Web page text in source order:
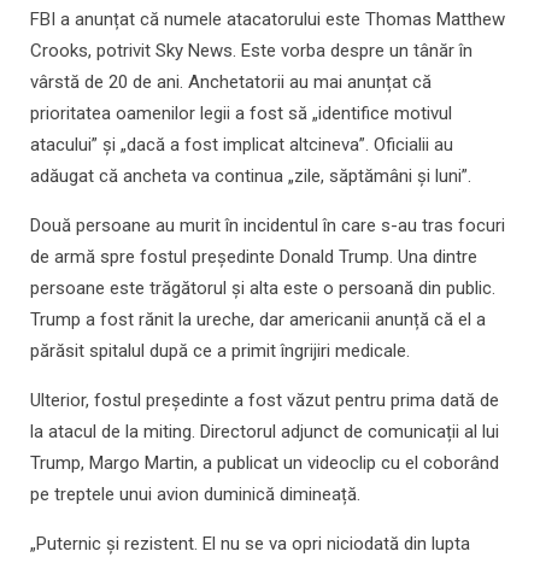
FBI a anunțat că numele atacatorului este Thomas Matthew
Crooks, potrivit Sky News. Este vorba despre un tânăr în
vârstă de 20 de ani. Anchetatorii au mai anunțat că
prioritatea oamenilor legii a fost să „identifice motivul
atacului” și „dacă a fost implicat altcineva”. Oficialii au
adăugat că ancheta va continua „zile, săptămâni și luni”.
Două persoane au murit în incidentul în care s-au tras focuri
de armă spre fostul preşedinte Donald Trump. Una dintre
persoane este trăgătorul şi alta este o persoană din public.
Trump a fost rănit la ureche, dar americanii anunță că el a
părăsit spitalul după ce a primit îngrijiri medicale.
Ulterior, fostul președinte a fost văzut pentru prima dată de
la atacul de la miting. Directorul adjunct de comunicații al lui
Trump, Margo Martin, a publicat un videoclip cu el coborând
pe treptele unui avion duminică dimineață.
„Puternic și rezistent. El nu se va opri niciodată din lupta